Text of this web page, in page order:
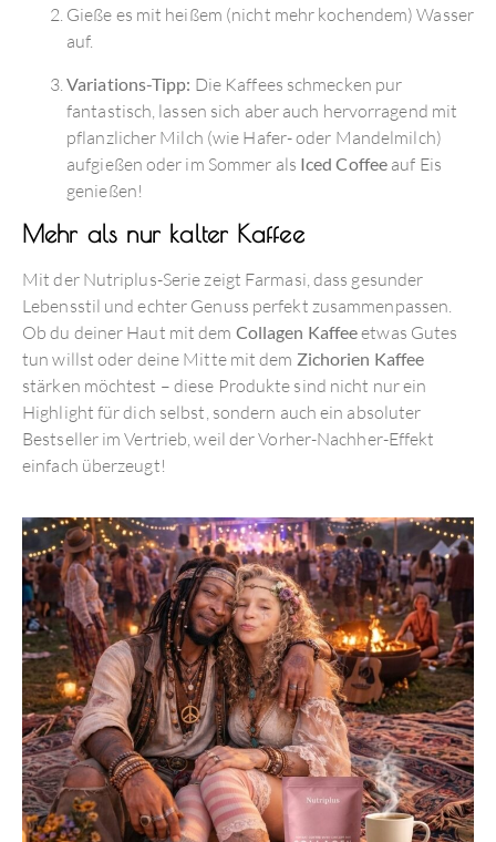
Gieße es mit heißem (nicht mehr kochendem) Wasser
auf.
Variations-Tipp: Die Kaffees schmecken pur
fantastisch, lassen sich aber auch hervorragend mit
pflanzlicher Milch (wie Hafer- oder Mandelmilch)
aufgießen oder im Sommer als Iced Coffee auf Eis
genießen!
Mehr als nur kalter Kaffee
Mit der Nutriplus-Serie zeigt Farmasi, dass gesunder
Lebensstil und echter Genuss perfekt zusammenpassen.
Ob du deiner Haut mit dem Collagen Kaffeeetwas Gutes
tun willst oder deine Mitte mit dem Zichorien Kaffee
stärken möchtest – diese Produkte sind nicht nur ein
Highlight für dich selbst, sondern auch ein absoluter
Bestseller im Vertrieb, weil der Vorher-Nachher-Effekt
einfach überzeugt!